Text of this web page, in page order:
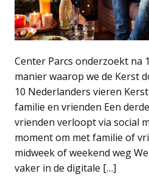
Center Parcs onderzoekt na
manier waarop we de Kerst
10 Nederlanders vieren
familie en vrienden Een
vrienden verloopt via social
moment om met familie of
midweek of weekend weg
vaker in de digitale […]